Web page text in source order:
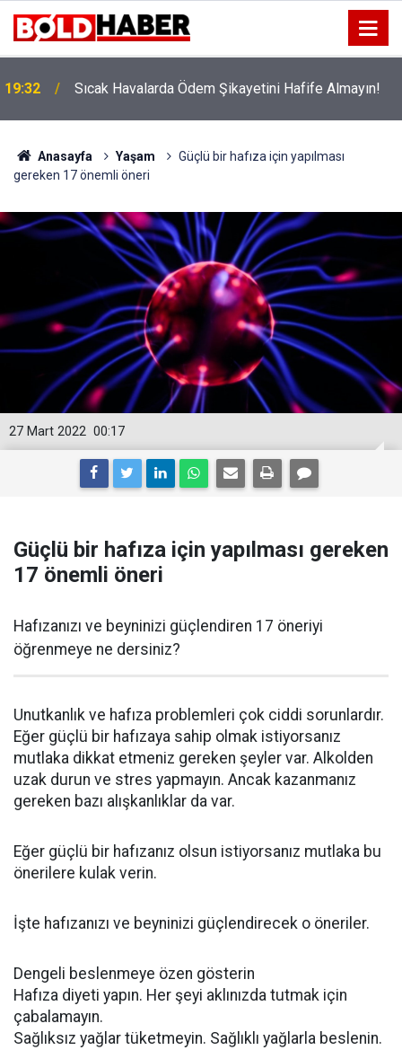
19:32 Sıcak Havalarda Ödem Şikayetini Hafife Almayın!
Anasayfa Yaşam
Güçlü bir hafıza için yapılması
gereken 17 önemli öneri
00:17
27 Mart 2022
Güçlü bir hafıza için yapılması gereken
17 önemli öneri
Hafızanızı ve beyninizi güçlendiren 17 öneriyi
öğrenmeye ne dersiniz?
Unutkanlık ve hafıza problemleri çok ciddi sorunlardır.
Eğer güçlü bir hafızaya sahip olmak istiyorsanız
mutlaka dikkat etmeniz gereken şeyler var. Alkolden
uzak durun ve stres yapmayın. Ancak kazanmanız
gereken bazı alışkanlıklar da var.
Eğer güçlü bir hafızanız olsun istiyorsanız mutlaka bu
önerilere kulak verin.
İşte hafızanızı ve beyninizi güçlendirecek o öneriler.
Dengeli beslenmeye özen gösterin
Hafıza diyeti yapın. Her şeyi aklınızda tutmak için
çabalamayın.
Sağlıksız yağlar tüketmeyin. Sağlıklı yağlarla beslenin.